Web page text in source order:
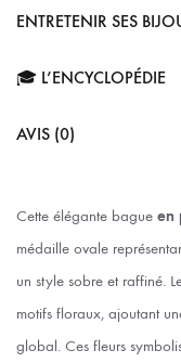
ENTRETENIR SES
🎓 L’ENCYCLOPÉDIE
AVIS (0)
Cette élégante bague en
médaille ovale
un style sobre et raffiné.
motifs floraux, ajoutant
global. Ces fleurs